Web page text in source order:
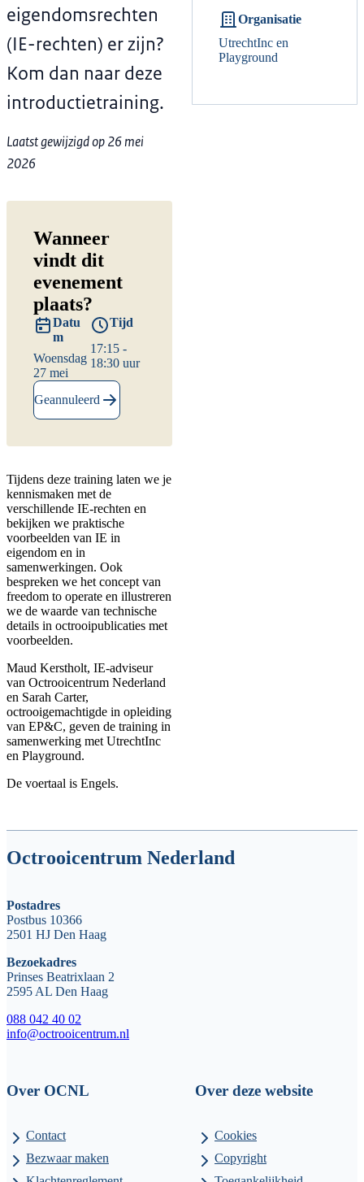
eigendomsrechten
(IE-rechten) er zijn?
Kom dan naar deze
introductietraining.
Laatst gewijzigd op 26 mei
2026
Wanneer
vindt dit
evenement
plaats?
Datu
m
Woensdag
27 mei
Tijd
17:15 -
18:30 uur
Geannuleerd
Tijdens deze training laten we je
kennismaken met de
verschillende IE-rechten en
bekijken we praktische
voorbeelden van IE in
eigendom en in
samenwerkingen. Ook
bespreken we het concept van
freedom to operate en illustreren
we de waarde van technische
details in octrooipublicaties met
voorbeelden.
Maud Kerstholt, IE-adviseur
van Octrooicentrum Nederland
en Sarah Carter,
octrooigemachtigde in opleiding
van EP&C, geven de training in
samenwerking met UtrechtInc
en Playground.
De voertaal is Engels.
Organisatie
UtrechtInc en
Playground
Octrooicentrum Nederland
Postadres
Postbus 10366
2501 HJ Den Haag
Bezoekadres
Prinses Beatrixlaan 2
2595 AL Den Haag
088 042 40 02
info@octrooicentrum.nl
Over OCNL
Contact
Bezwaar maken
Over deze website
Cookies
Copyright